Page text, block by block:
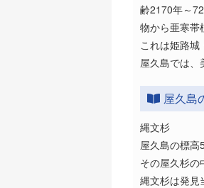
齢2170年～
物から亜寒帯
これは姫路城
屋久島では、
屋久島
縄文杉
屋久島の標高
その屋久杉の
縄文杉は発見